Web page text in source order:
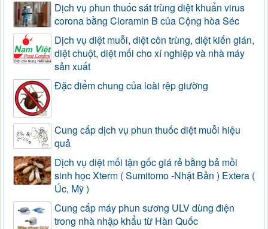
Dịch vụ phun thuốc sát trùng diệt khuẩn virus
corona bằng Cloramin B của Cộng hòa Séc
Dịch vụ diệt muỗi, diệt côn trùng, diệt kiến gián,
diệt chuột, diệt mối cho xí nghiệp và nhà máy
sản xuất
Đặc điểm chung của loài rệp giường
Cung cấp dịch vụ phun thuốc diệt muỗi hiệu
quả
Dịch vụ diệt mối tận gốc giá rẻ bằng bả mồi
sinh học Xterm ( Sumitomo -Nhật Bản ) Extera (
Úc, Mỹ )
Cung cấp máy phun sương ULV dùng điện
trong nhà nhập khẩu từ Hàn Quốc